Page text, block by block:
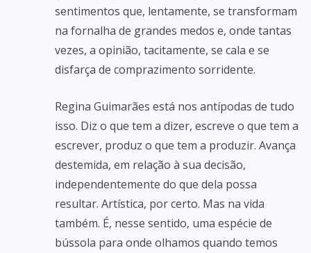
sentimentos que, lentamente, se transformam
na fornalha de grandes medos e, onde tantas
vezes, a opinião, tacitamente, se cala e se
disfarça de comprazimento sorridente.
Regina Guimarães está nos antípodas de tudo
isso. Diz o que tem a dizer, escreve o que tem a
escrever, produz o que tem a produzir. Avança
destemida, em relação à sua decisão,
independentemente do que dela possa
resultar. Artística, por certo. Mas na vida
também. É, nesse sentido, uma espécie de
bússola para onde olhamos quando temos